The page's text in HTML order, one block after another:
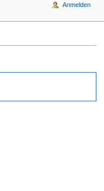
Anmelden